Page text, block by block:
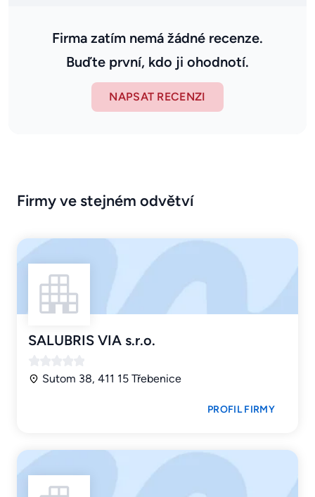
Firma zatím nemá žádné recenze.
Buďte první, kdo ji ohodnotí.
NAPSAT RECENZI
Firmy ve stejném odvětví
SALUBRIS VIA s.r.o.
Sutom 38, 411 15 Třebenice
PROFIL FIRMY